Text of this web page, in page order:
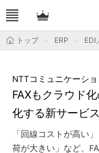
トップ ERP EDI
FAXもクラウド
化する新サービス
NTTコミュニケーショ
「回線コストが高い
荷が大きい」など、